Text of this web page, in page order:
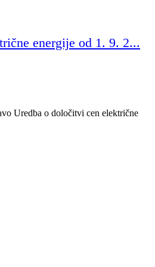
energije od 1. 9. 2...
Uredba o določitvi cen električne